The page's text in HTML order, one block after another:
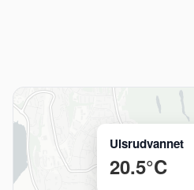
Ulsrudvannet
20.5°C